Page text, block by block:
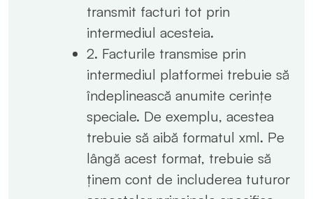
transmit facturi tot prin
intermediul acesteia.
2. Facturile transmise prin
intermediul platformei trebuie să
îndeplinească anumite cerințe
speciale. De exemplu, acestea
trebuie să aibă formatul xml. Pe
lângă acest format, trebuie să
ținem cont de includerea tuturor